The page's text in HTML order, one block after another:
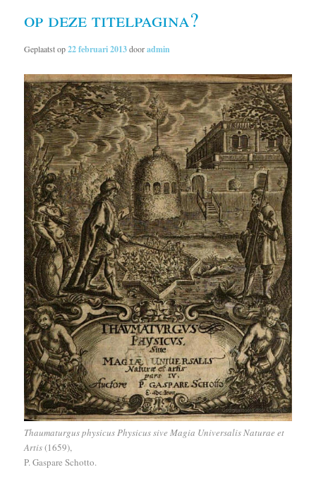
op deze titelpagina?
Geplaatst op22 februari 2013dooradmin
Thaumaturgus physicus Physicus sive Magia Universalis Naturae et
Artis(1659),
P. Gaspare Schotto.